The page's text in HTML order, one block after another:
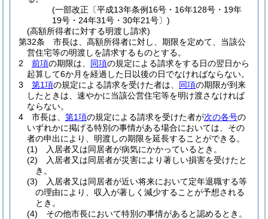
(一部改正〔平成13年条例16号・16年128号・19年
19号・24年31号・30年21号〕)
(高額所得者に対する明渡し請求)
第32条
市長は、高額所得者に対し、期限を定めて、当該公
営住宅等の明渡しを請求するものとする。
2
前項の期限は、 同項の規定による請求をする日の翌日から
起算して6か月を経過した日以後の日でなければならない。
3
第1項の規定による請求を受けた者は、 同項の期限が到来
したときは、速やかに当該公営住宅等を明け渡さなければ
ならない。
4
市長は、 第1項の規定による請求を受けた者が次の各号の
いずれかに掲げる特別の事情がある場合においては、その
者の申出により、明渡しの期限を延長することができる。
(1)
入居者又は同居者が病気にかかっているとき。
(2)
入居者又は同居者が災害により著しい損害を受けたと
き。
(3)
入居者又は同居者が近い将来において定年退職する等
の理由により、収入が著しく減少することが予想される
とき。
(4)
その他市長において特別の事情があると認めるとき。